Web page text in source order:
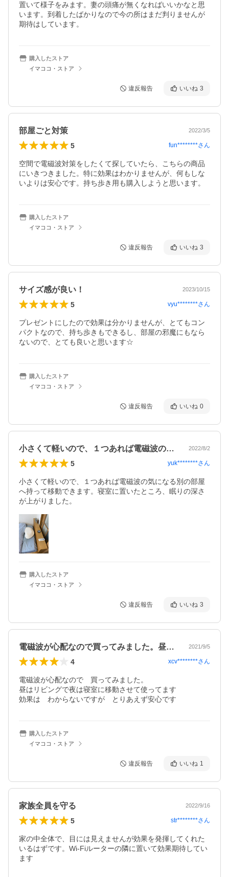
置いて様子をみます。妻の頭痛が無くなればいいかなと思
います。到着したばかりなので今の所はまだ判りませんが
期待はしています。
購入したストア
イマココ・ストア
違反報告 いいね 3
部屋ごと対策 2022/3/5
5 fun********さん
空間で電磁波対策をしたくて探していたら、こちらの商品
にいきつきました。特に効果はわかりませんが、何もしな
いよりは安心です。持ち歩き用も購入しようと思います。
購入したストア
イマココ・ストア
違反報告 いいね 3
サイズ感が良い！ 2023/10/15
5 vyu********さん
プレゼントにしたので効果は分かりませんが、とてもコン
パクトなので、持ち歩きもできるし、部屋の邪魔にもなら
ないので、とても良いと思います☆
購入したストア
イマココ・ストア
違反報告 いいね 0
小さくて軽いので、１つあれば電磁波の気… 2022/8/2
5 yuk********さん
小さくて軽いので、１つあれば電磁波の気になる別の部屋
へ持って移動できます。寝室に置いたところ、眠りの深さ
が上がりました。
購入したストア
イマココ・ストア
違反報告 いいね 3
電磁波が心配なので買ってみました。昼は… 2021/9/5
4 xcv********さん
電磁波が心配なので　買ってみました。
昼はリビングで夜は寝室に移動させて使ってます
効果は　わからないですが　とりあえず安心です
購入したストア
イマココ・ストア
違反報告 いいね 1
家族全員を守る 2022/9/16
5 str********さん
家の中全体で、目には見えませんが効果を発揮してくれた
いるはずです。Wi-Fiルーターの隣に置いて効果期待してい
ます